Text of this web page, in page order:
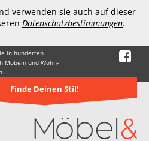
verwenden sie auch auf dieser
Datenschutzbestimmungen.
in hunderten
Möbeln und Wohn-
Finde Deinen Stil!